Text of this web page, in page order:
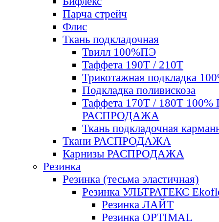
Парча стрейч
Флис
Ткань подкладочная
Твилл 100%ПЭ
Таффета 190Т / 210Т
Трикотажная подкладка
Подкладка поливискоза
Таффета 170Т / 180Т 100%
РАСПРОДАЖА
Ткань подкладочная
Ткани РАСПРОДАЖА
Карнизы РАСПРОДАЖА
Резинка
Резинка (тесьма эластичная)
Резинка УЛЬТРАТЕКС
Резинка ЛАЙТ
Резинка OPTIMAL